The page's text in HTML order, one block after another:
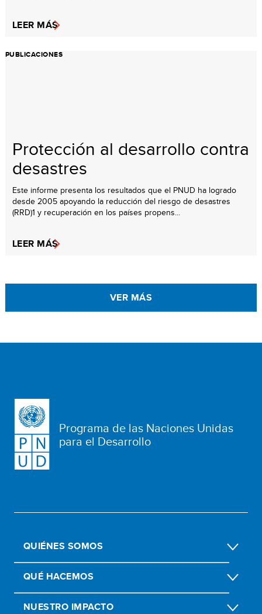
LEER MÁS
PUBLICACIONES
Protección al desarrollo contra
desastres
Este informe presenta los resultados que el PNUD ha logrado
desde 2005 apoyando la reducción del riesgo de desastres
(RRD)1 y recuperación en los países propens...
LEER MÁS
VER MÁS
Programa de las Naciones Unidas
para el Desarrollo
QUIÉNES SOMOS
QUÉ HACEMOS
NUESTRO IMPACTO